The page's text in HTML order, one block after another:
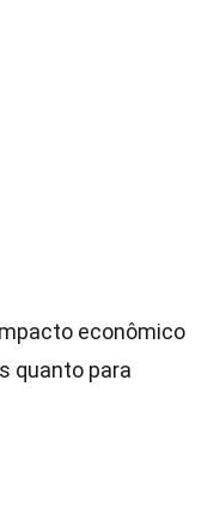
econômico
quanto para